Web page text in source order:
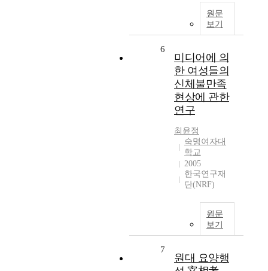
원문
보기
6
미디어에 의
한 여성들의
신체불만족
현상에 관한
연구
최윤정
숙명여자대
학교
2005
한국연구재
단(NRF)
원문
보기
7
원대 요양행